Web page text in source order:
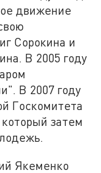
движение
Сорокина и
В 2005 году
В 2007 году
Госкомитета
затем
Якеменко